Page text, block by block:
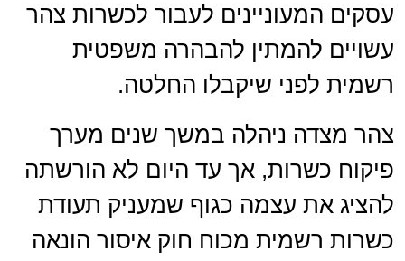
עסקים המעוניינים לעבור לכשרות צהר
עשויים להמתין להבהרה משפטית
רשמית לפני שיקבלו החלטה.
צהר מצדה ניהלה במשך שנים מערך
פיקוח כשרות, אך עד היום לא הורשתה
להציג את עצמה כגוף שמעניק תעודת
כשרות רשמית מכוח חוק איסור הונאה